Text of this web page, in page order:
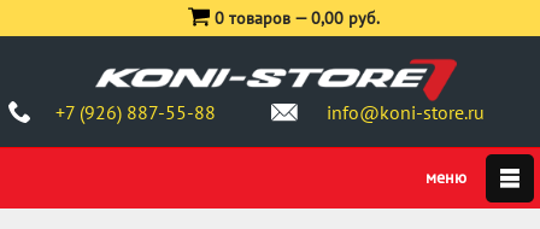
+7 (926) 887-55-88 info@koni-store.ru
0 товаров —0,00 руб.